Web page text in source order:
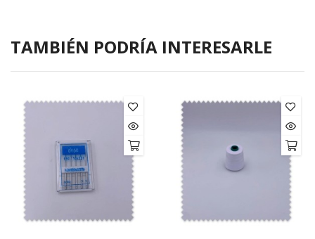
TAMBIÉN PODRÍA INTERESARLE